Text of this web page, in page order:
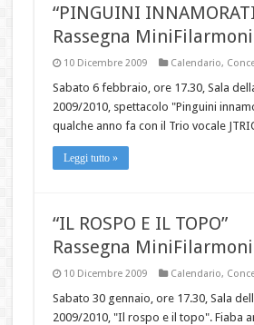
“PINGUINI
Rassegna
10 Dicembre 2009 Calendario,
Sabato 6 febbraio, ore 17.30, Sala
2009/2010, spettacolo "Pinguini
qualche anno fa con il Trio vocale
Leggi tutto »
“IL ROSPO E IL TOPO”
Rassegna
10 Dicembre 2009 Calendario,
Sabato 30 gennaio, ore 17.30, Sala
2009/2010, "Il rospo e il topo". Fiaba